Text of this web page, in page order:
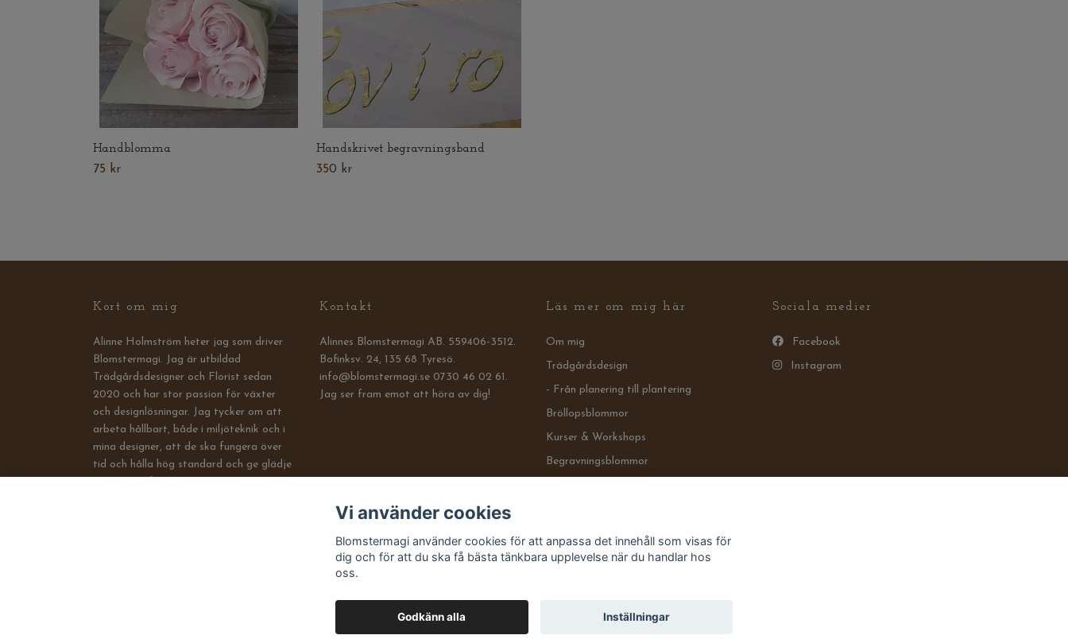
Handblomma
75 kr
Handskrivet begravningsband
350 kr
Kort om mig
Alinne Holmström heter jag som driver
Blomstermagi. Jag är utbildad
Trädgårdsdesigner och Florist sedan
2020 och har stor passion för växter
och designlösningar. Jag tycker om att
arbeta hållbart, både i miljöteknik och i
mina designer, att de ska fungera över
tid och hålla hög standard och ge glädje
Kontakt
Alinnes Blomstermagi AB. 559406-3512.
Bofinksv. 24, 135 68 Tyresö.
info@blomstermagi.se 0730 46 02 61.
Jag ser fram emot att höra av dig!
Läs mer om mig här
Om mig
Trädgårdsdesign
- Från planering till plantering
Bröllopsblommor
Kurser & Workshops
Begravningsblommor
Köpvillkor
Sociala medier
Facebook
Instagram
Vi använder cookies
Blomstermagi använder cookies för att anpassa det innehåll som visas för
dig och för att du ska få bästa tänkbara upplevelse när du handlar hos
oss.
Godkänn alla Inställningar